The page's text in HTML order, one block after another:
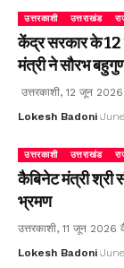
उत्तरकाशी उत्तराखंड
केंद्र सरकार के 12
मंत्री ने सौरभ
उत्तरकाशी, 12 जून
Lokesh Badoni
उत्तरकाशी उत्तराखंड
कैबिनेट मंत्री श्री
भ्रमण
उत्तरकाशी, 11 जून 2026
Lokesh Badoni